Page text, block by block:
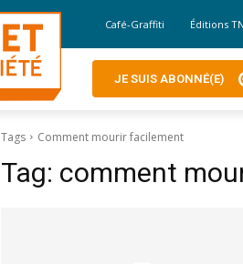
Café-Graffiti Éditions
JE SUIS ABONNÉ(E)
Tags Comment mourir facilement
Tag: comment